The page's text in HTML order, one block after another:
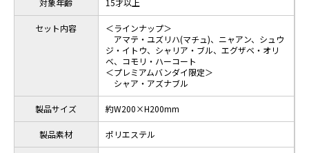
対象年齢 15才以上
セット内容
＜ラインナップ＞
アマテ・ユズリハ(マチュ)、ニャアン、シュウ
ジ・イトウ、シャリア・ブル、エグザベ・オリ
ベ、コモリ・ハーコート
＜プレミアムバンダイ限定＞
シャア・アズナブル
製品サイズ 約W200×H200mm
製品素材 ポリエステル